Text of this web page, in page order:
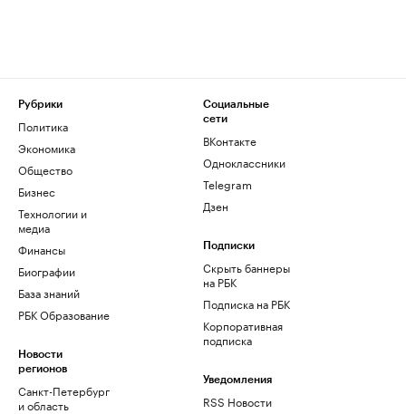
Рубрики
Политика
Экономика
Общество
Бизнес
Технологии и
медиа
Финансы
Биографии
База знаний
РБК Образование
Новости
регионов
Санкт-Петербург
и область
Социальные
сети
ВКонтакте
Одноклассники
Telegram
Дзен
Подписки
Скрыть баннеры
на РБК
Подписка на РБК
Корпоративная
подписка
Уведомления
RSS Новости